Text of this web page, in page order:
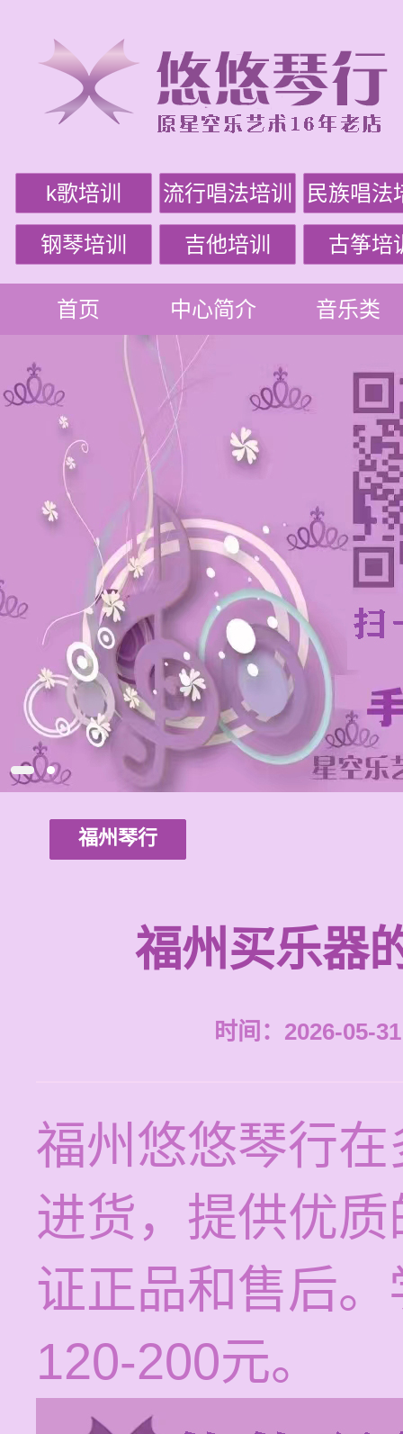
k歌培训 流行唱法培训 民族唱法
钢琴培训 吉他培训 古筝培
首页 中心简介 音乐类
福州琴行
福州买乐器
时间：2026-05-
福州悠悠琴行
进货，提供优
证正品和售后
120-200元。